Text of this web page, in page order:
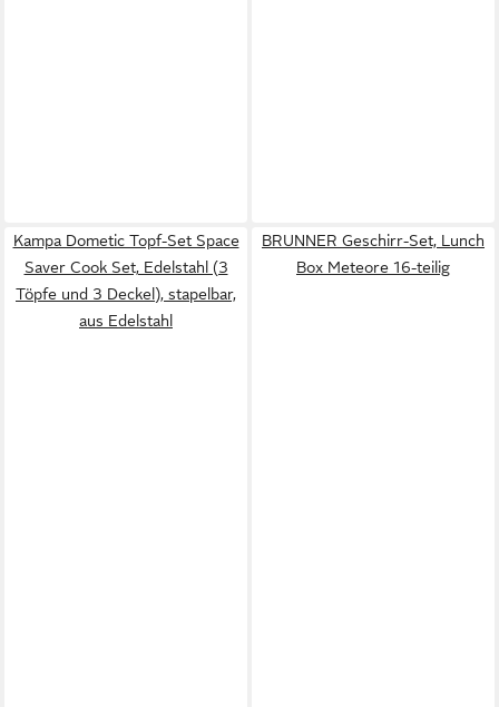
Kampa Dometic Topf-Set Space
Saver Cook Set, Edelstahl (3
Töpfe und 3 Deckel), stapelbar,
aus Edelstahl
BRUNNER Geschirr-Set, Lunch
Box Meteore 16-teilig